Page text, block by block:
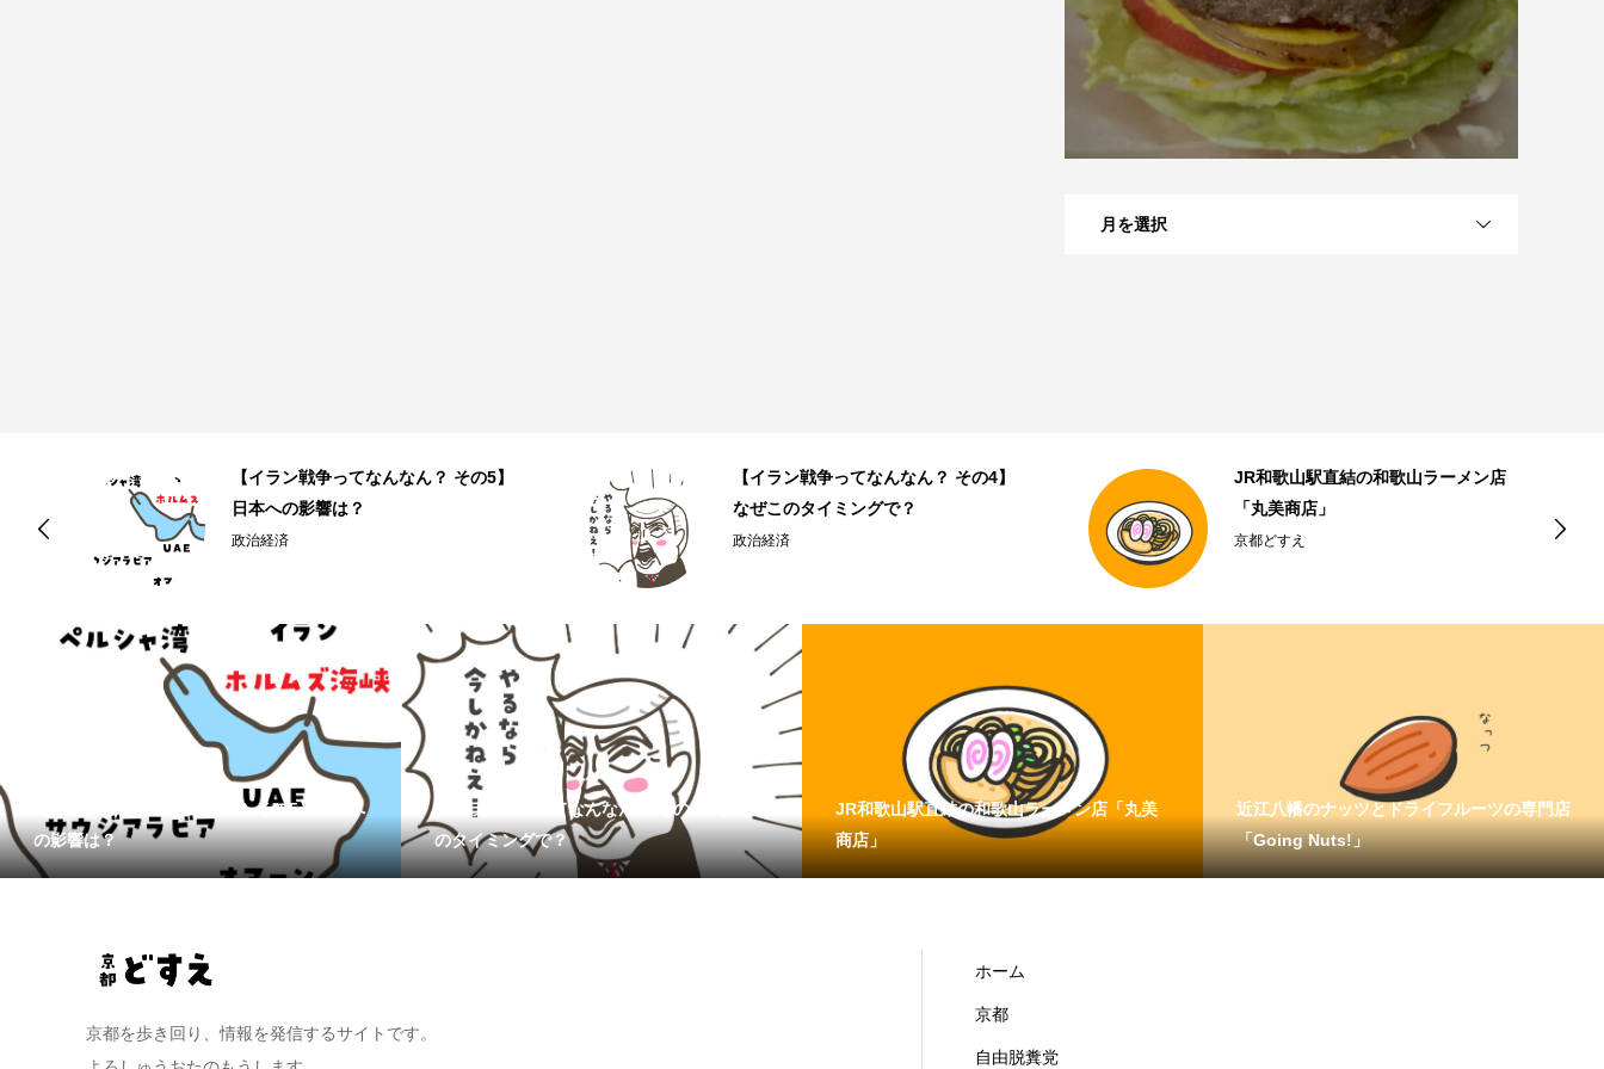
月を選択
【イラン戦争ってなんなん？ その4】
なぜこのタイミングで？
政治経済
JR和歌山駅直結の和歌山ラーメン店
「丸美商店」
京都どすえ
近江八幡のナッツとドライフルーツの
専門店「Going Nuts!」
京都どすえ
【イラン戦争ってなんなん？ その5】日本へ
の影響は？
【イラン戦争ってなんなん？ その4】なぜこ
のタイミングで？
JR和歌山駅直結の和歌山ラーメン店「丸美
商店」
近江八幡のナッツとドライフルーツの専門店
「Going Nuts!」
京都を歩き回り、情報を発信するサイトです。
ホーム
京都
自由脱糞党